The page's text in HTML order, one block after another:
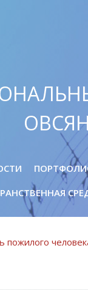
пожилого